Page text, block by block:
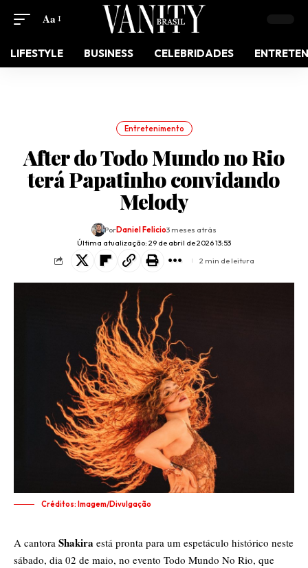
Aa
LIFESTYLE BUSINESS CELEBRIDADES
Entretenimento
After do Todo Mundo no Rio
terá Papatinho convidando
Melody
Última atualização: 29 de abril de 2026 13:53
PorDaniel Felicio3 meses atrás
2 min de leitura
Créditos: Imagem/Divulgação
A cantora Shakira está pronta para um espetáculo histórico neste
sábado, dia 02 de maio, no evento Todo Mundo No Rio, que